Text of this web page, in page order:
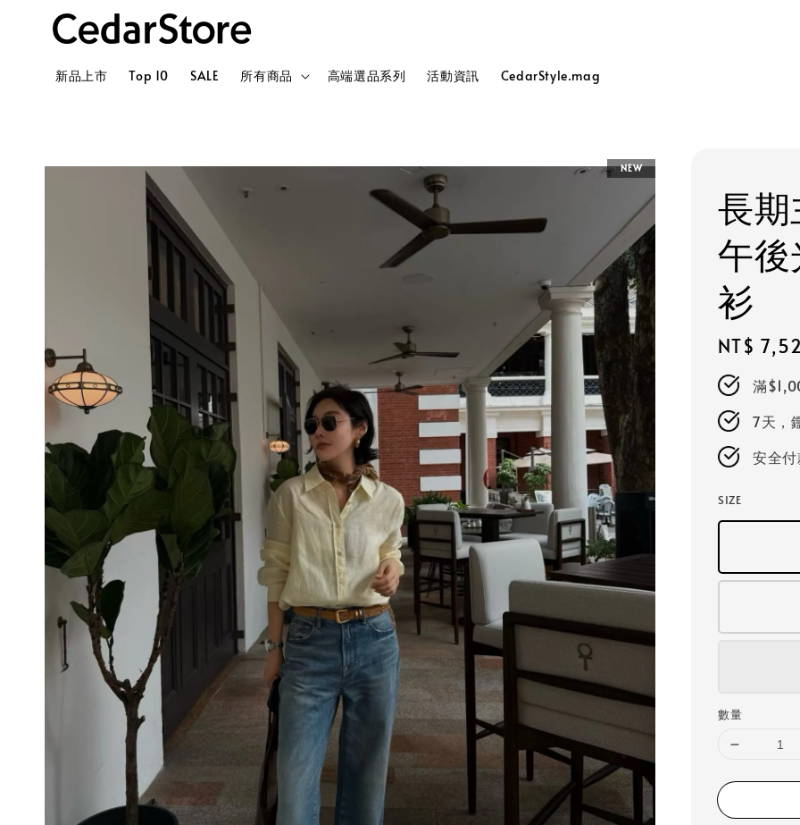
新品上市 Top 10 SALE 所有商品 高端選品系列 活動資訊 CedarStyle.mag
NEW
長
午
衫
Regular
price
NT$
滿
7天，
安全
SIZE
數量